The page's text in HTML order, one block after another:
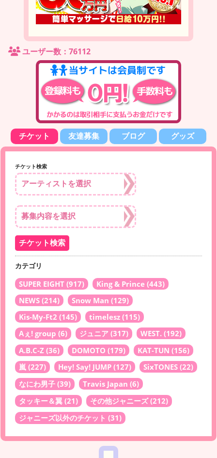
ユーザー数：76112
チケット 友達募集 ブログ グッズ
チケット検索
カテゴリ
SUPER EIGHT (917) King & Prince (443)
NEWS (214) Snow Man (129)
Kis-My-Ft2 (145) timelesz (115)
Aぇ! group (6) ジュニア (317) WEST. (192)
A.B.C-Z (36) DOMOTO (179) KAT-TUN (156)
嵐 (227) Hey! Say! JUMP (127) SixTONES (22)
なにわ男子 (39) Travis Japan (6)
タッキー＆翼 (21) その他ジャニーズ(212)
ジャニーズ以外のチケット (31)